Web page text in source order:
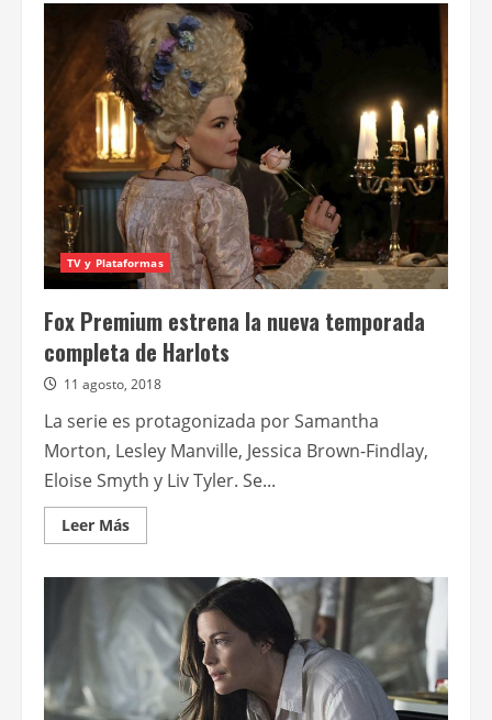
La
sociedad
literaria
y
del
pastel
de
cáscara
de
papa
de
Guernsey
TV y Plataformas
Fox Premium estrena la nueva temporada
completa de Harlots
11 agosto, 2018
La serie es protagonizada por Samantha
Morton, Lesley Manville, Jessica Brown-Findlay,
Eloise Smyth y Liv Tyler. Se...
Leer MásLeer
más
Fox
Premium
estrena
la
nueva
temporada
completa
Harlots